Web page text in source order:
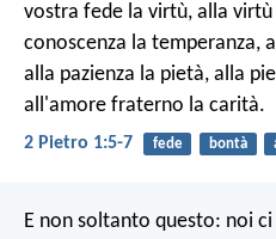
vostra fede la virtù, alla virtù
conoscenza la temperanza,
alla pazienza la pietà, alla
all'amore fraterno la carità.
2 Pietro 1:5-7 fede bontà
E non soltanto questo: noi